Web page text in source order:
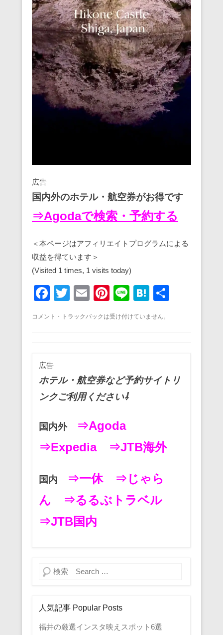
広告
国内外のホテル・航空券がお得です
⇒Agodaで検索・予約する
＜本ページはアフィリエイトプログラムによる
収益を得ています＞
(Visited 1 times, 1 visits today)
F
c
b
o
o
k
T
tt
E
ail
Pi
nt
er
Li
e
H
e
コメント・トラックバックは受け付けていません。
広告
ホテル・航空券など予約サイトリ
ンクご利用ください⇩
国内外
⇒Agoda
⇒Expedia
⇒JTB海外
国内 ⇒一休
⇒じゃら
ん
⇒るるぶトラベル
⇒JTB国内
検索
人気記事 Popular Posts
福井の厳選インスタ映えスポット6選